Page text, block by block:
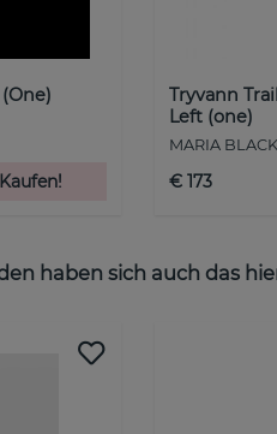
Kaufen!
Tryvann
Left (one)
MARIA BLACK
€ 173
haben sich auch das